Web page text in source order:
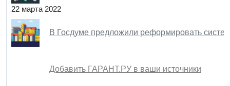
22 марта 2022
В Госдуме предложили реформировать
Добавить ГАРАНТ.РУ в ваши источники